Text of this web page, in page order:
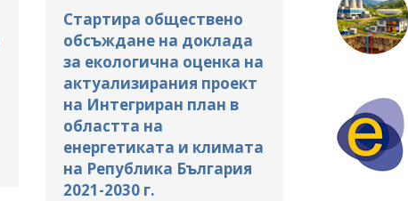
Стартира обществено
обсъждане на доклада
за екологична оценка на
актуализирания проект
на Интегриран план в
областта на
енергетиката и климата
на Република България
2021-2030 г.